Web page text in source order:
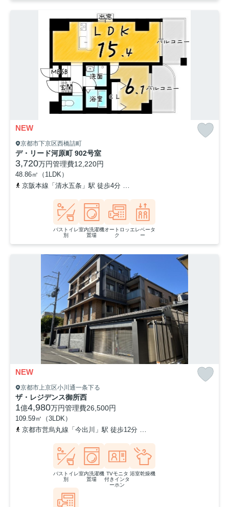
NEW
京都市下京区西橋詰町
デ・リード河原町 902号室
3,720万円管理費12,220円
48.86㎡（1LDK）
京阪本線「清水五条」駅 徒歩4分
バストイレ
別
室内洗濯機
置場
オートロッ
ク
エレベータ
ー
NEW
京都市上京区小川通一条下る
ザ・レジデンス御所西
1億4,980万円管理費26,500円
109.59㎡（3LDK）
京都市営烏丸線「今出川」駅 徒歩12分
バストイレ
別
室内洗濯機
置場
TVモニタ
付きインタ
ーホン
浴室乾燥機